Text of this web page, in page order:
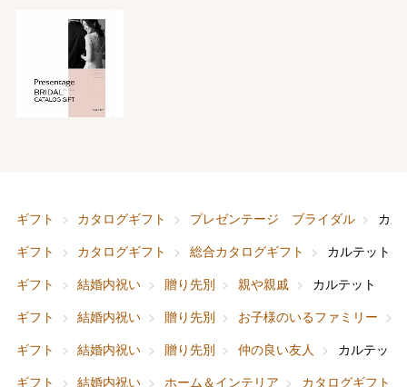
ギフト カタログギフト プレゼンテージ ブライダル
カ
ギフト
カタログギフト 総合カタログギフト
カルテット
ギフト
結婚内祝い 贈り先別 親や親戚
カルテット
ギフト
結婚内祝い 贈り先別 お子様のいるファミリー
ギフト
結婚内祝い 贈り先別 仲の良い友人
カルテット
ギフト
結婚内祝い ホーム＆インテリア
カタログギフト
フード＆スイーツ
ファッション
ホーム＆インテリア
出産内祝い
結婚内祝い
母の日
父の日
お中元